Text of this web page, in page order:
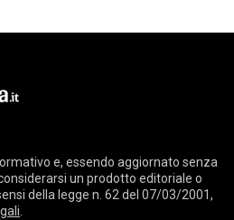
e, essendo aggiornato senza
un prodotto editoriale o
della legge n. 62 del 07/03/2001,